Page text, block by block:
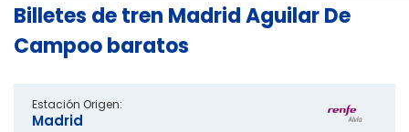
Billetes de tren Madrid Aguilar De
Campoo baratos
Estación Origen:
Madrid